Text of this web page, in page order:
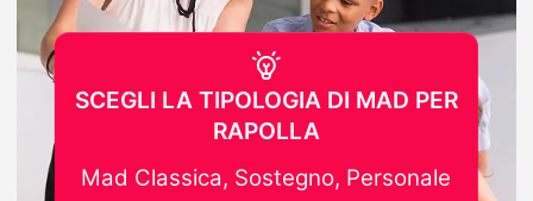
SCEGLI LA TIPOLOGIA DI MAD PER
RAPOLLA
Mad Classica, Sostegno, Personale